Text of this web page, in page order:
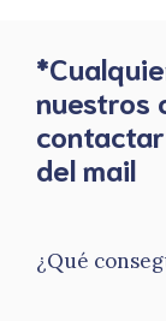
nuestros
del mail
¿Qué